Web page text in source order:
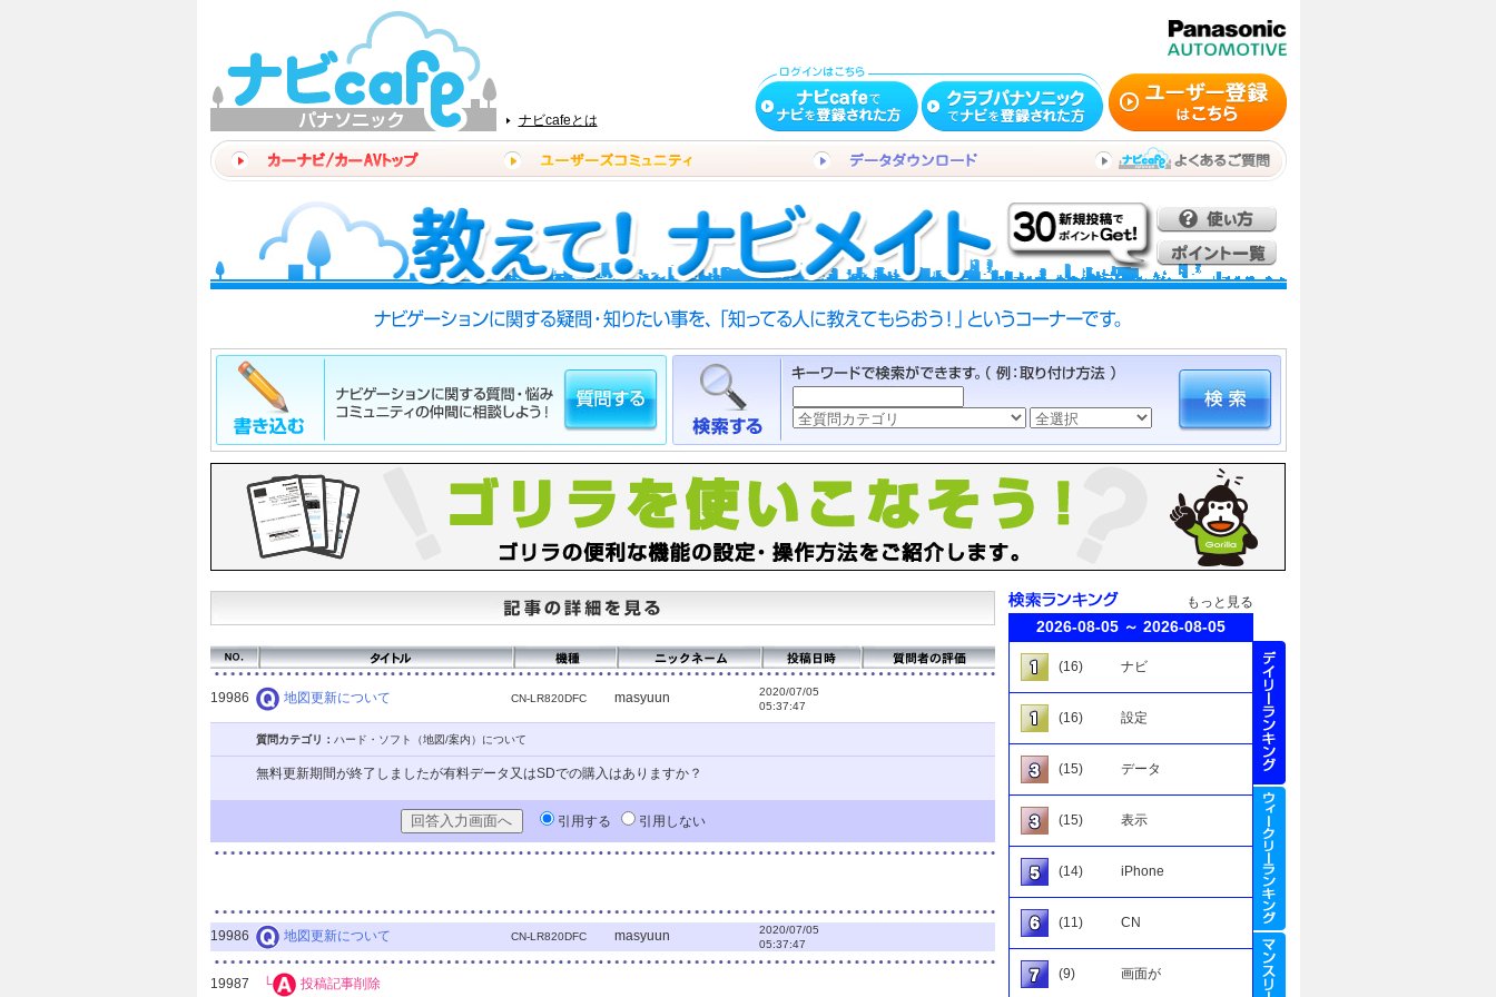
ナビcafeとは
19986 地図更新について CN-LR820DFC masyuun
2020/07/05
05:37:47
質問カテゴリ： ハード・ソフト（地図/案内）について
無料更新期間が終了しましたが有料データ又はSDでの購入はありますか？
引用する 引用しない
19986 地図更新について CN-LR820DFC masyuun
2020/07/05
05:37:47
19987 └ 投稿記事削除
もっと見る
2026-08-05 ～ 2026-08-05
(16) ナビ
(16) 設定
(15) データ
(15) 表示
(14) iPhone
(11) CN
(9) 画面が